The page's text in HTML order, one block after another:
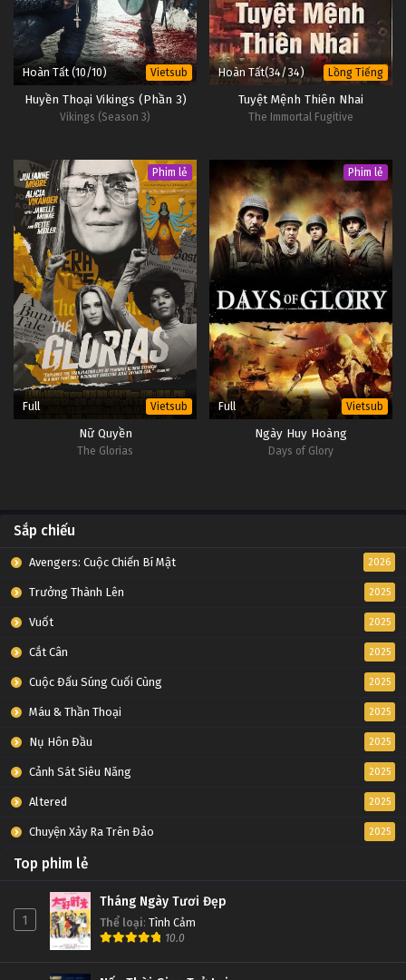
Hoàn Tất (10/10) Vietsub
Huyền Thoại Vikings (Phần 3)
Vikings (Season 3)
Hoàn Tất(34/34) Lồng Tiếng
Tuyệt Mệnh Thiên Nhai
The Immortal Fugitive
Phim lẻ
Full Vietsub
Nữ Quyền
The Glorias
Phim lẻ
Full Vietsub
Ngày Huy Hoàng
Days of Glory
Sắp chiếu
Avengers: Cuộc Chiến Bí Mật 2026
Trưởng Thành Lên 2025
Vuốt 2025
Cắt Cân 2025
Cuộc Đấu Súng Cuối Cùng 2025
Máu & Thần Thoại 2025
Nụ Hôn Đầu 2025
Cảnh Sát Siêu Năng 2025
Altered 2025
Chuyện Xảy Ra Trên Đảo 2025
Top phim lẻ
1
Tháng Ngày Tươi Đẹp
Thể loại: Tình Cảm
10.0